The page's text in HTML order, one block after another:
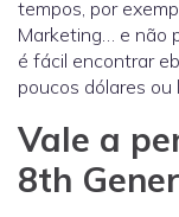
tempos, por
Marketing… e não
é fácil encontrar
poucos dólares ou
Vale a
8th